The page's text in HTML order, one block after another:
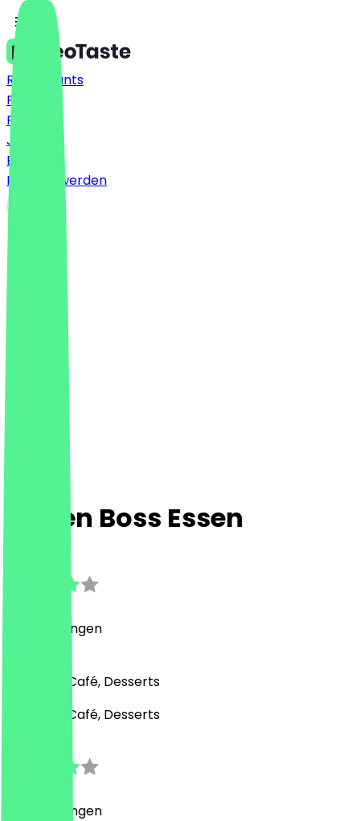
Restaurants
Preise
FAQ
Jobs
Blog
Partner werden
Torten Boss Essen
Bewertungen
Bäckerei, Café, Desserts
Bäckerei, Café, Desserts
Bewertungen